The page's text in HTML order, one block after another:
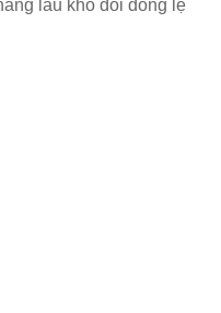
lau khô đôi dòng lệ